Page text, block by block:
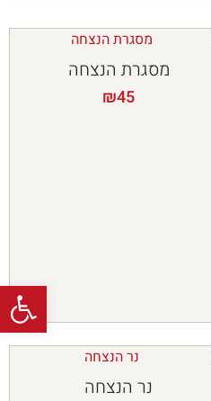
מסגרת הנצחה
₪45
נר הנצחה